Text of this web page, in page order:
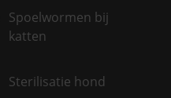
Spoelwormen bij
katten
Sterilisatie hond